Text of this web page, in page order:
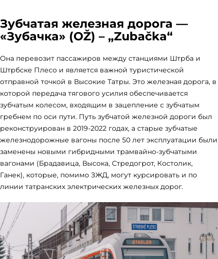
Зубчатая железная дорога —
«Зубачка» (OŽ) – „Zubačka“
Она перевозит пассажиров между станциями Штрба и
Штрбске Плесо и является важной туристической
отправной точкой в Высокие Татры. Это железная дорога, в
которой передача тягового усилия обеспечивается
зубчатым колесом, входящим в зацепление с зубчатым
гребнем по оси пути. Путь зубчатой железной дороги был
реконструирован в 2019-2022 годах, а старые зубчатые
железнодорожные вагоны после 50 лет эксплуатации были
заменены новыми гибридными трамвайно-зубчатыми
вагонами (Брадавица, Высока, Стредогрот, Костолик,
Ганек), которые, помимо ЗЖД, могут курсировать и по
линии татранских электрических железных дорог.